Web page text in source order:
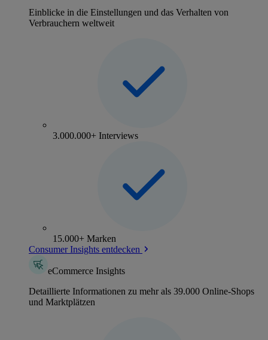
Einblicke in die Einstellungen und das Verhalten von
Verbrauchern weltweit
3.000.000+ Interviews
15.000+ Marken
Consumer Insights entdecken
eCommerce Insights
Detaillierte Informationen zu mehr als 39.000 Online-Shops
und Marktplätzen